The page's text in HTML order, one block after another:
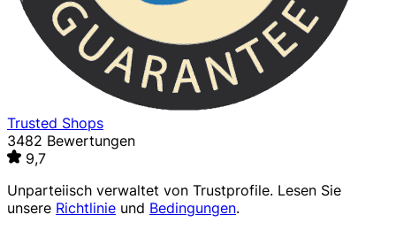
Trusted Shops
3482 Bewertungen
9,7
Unparteiisch verwaltet von Trustprofile. Lesen Sie
unsere Richtlinie und Bedingungen.